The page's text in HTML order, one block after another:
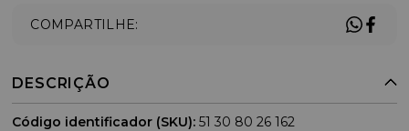
COMPARTILHE:
DESCRIÇÃO
Código identificador (SKU): 51 30 80 26 162